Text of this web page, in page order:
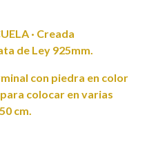
· Creada
de Ley 925mm.
con piedra en color
colocar en varias
cm.